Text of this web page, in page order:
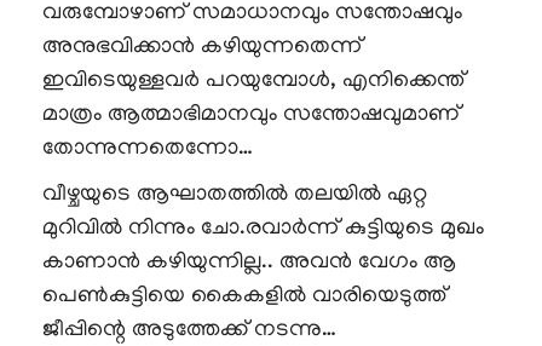
വരുമ്പോഴാണ് സമാധാനവും സന്തോഷവും
അനുഭവിക്കാൻ കഴിയുന്നതെന്ന്
ഇവിടെയുള്ളവർ പറയുമ്പോൾ, എനിക്കെന്ത്
മാത്രം ആത്മാഭിമാനവും സന്തോഷവുമാണ്
തോന്നുന്നതെന്നോ…
വീഴ്ചയുടെ ആഘാതത്തിൽ തലയിൽ ഏറ്റ
മുറിവിൽ നിന്നും ചോ.രവാർന്ന് കുട്ടിയുടെ മുഖം
കാണാൻ കഴിയുന്നില്ല.. അവൻ വേഗം ആ
പെൺകുട്ടിയെ കൈകളിൽ വാരിയെടുത്ത്
ജീപ്പിന്റെ അടുത്തേക്ക് നടന്നു…